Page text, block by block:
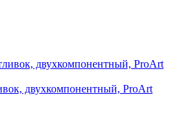
двухкомпонентный, ProArt